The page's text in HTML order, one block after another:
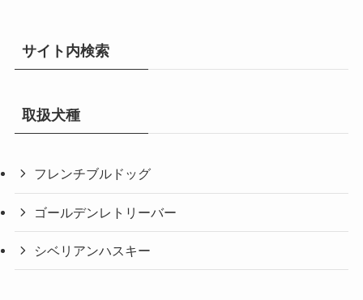
サイト内検索
取扱犬種
フレンチブルドッグ
ゴールデンレトリーバー
シベリアンハスキー